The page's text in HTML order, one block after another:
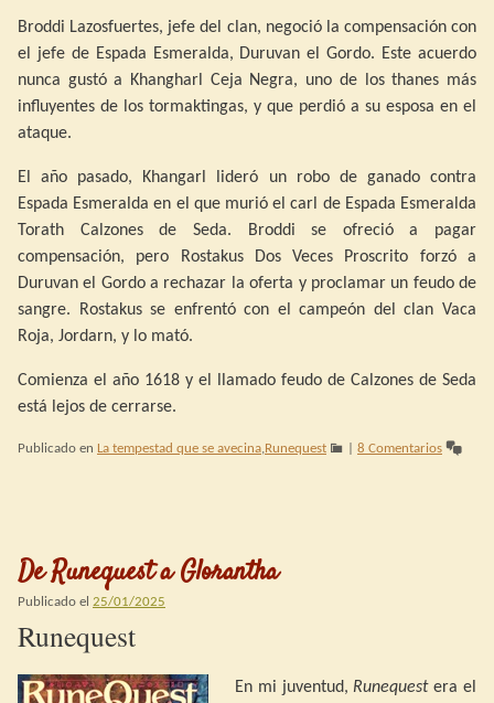
Broddi Lazosfuertes, jefe del clan, negoció la compensación con
el jefe de Espada Esmeralda, Duruvan el Gordo. Este acuerdo
nunca gustó a Khangharl Ceja Negra, uno de los thanes más
influyentes de los tormaktingas, y que perdió a su esposa en el
ataque.
El año pasado, Khangarl lideró un robo de ganado contra
Espada Esmeralda en el que murió el carl de Espada Esmeralda
Torath Calzones de Seda. Broddi se ofreció a pagar
compensación, pero Rostakus Dos Veces Proscrito forzó a
Duruvan el Gordo a rechazar la oferta y proclamar un feudo de
sangre. Rostakus se enfrentó con el campeón del clan Vaca
Roja, Jordarn, y lo mató.
Comienza el año 1618 y el llamado feudo de Calzones de Seda
está lejos de cerrarse.
Publicado en La tempestad que se avecina Runequest 8 Comentarios
De Runequest a Glorantha
Publicado el 25/01/2025
Runequest
En mi juventud, Runequestera el